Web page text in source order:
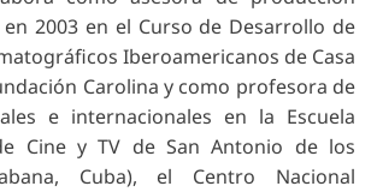
2003 en el Curso de Desarrollo de
Iberoamericanos de Casa
Carolina y como profesora de
e internacionales en la Escuela
Cine y TV de San Antonio de los
Cuba), el Centro Nacional